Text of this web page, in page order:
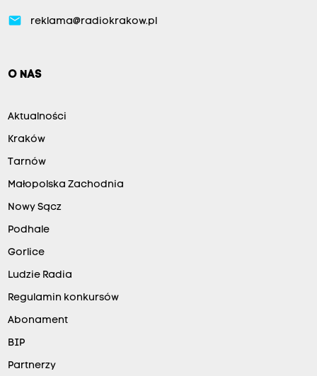
email reklama@radiokrakow.pl
O NAS
Aktualności
Kraków
Tarnów
Małopolska Zachodnia
Nowy Sącz
Podhale
Gorlice
Ludzie Radia
Regulamin konkursów
Abonament
BIP
Partnerzy